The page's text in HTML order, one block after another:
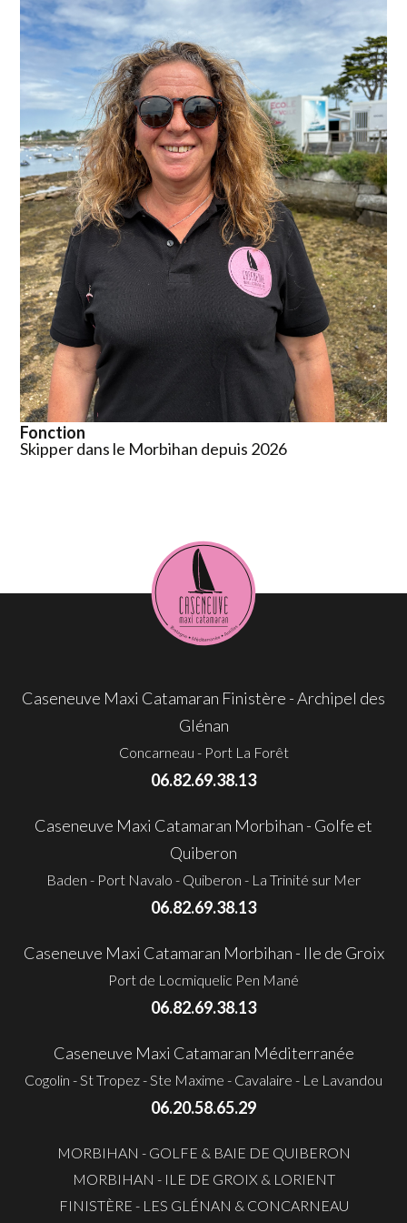
Fonction
Skipper dans le Morbihan depuis 2026
Caseneuve Maxi Catamaran Finistère - Archipel des
Glénan
Concarneau - Port La Forêt
06.82.69.38.13
Caseneuve Maxi Catamaran Morbihan - Golfe et
Quiberon
Baden - Port Navalo - Quiberon - La Trinité sur Mer
06.82.69.38.13
Caseneuve Maxi Catamaran Morbihan - Ile de Groix
Port de Locmiquelic Pen Mané
06.82.69.38.13
Caseneuve Maxi Catamaran Méditerranée
Cogolin - St Tropez - Ste Maxime - Cavalaire - Le Lavandou
06.20.58.65.29
MORBIHAN - GOLFE & BAIE DE QUIBERON
MORBIHAN - ILE DE GROIX & LORIENT
FINISTÈRE - LES GLÉNAN & CONCARNEAU